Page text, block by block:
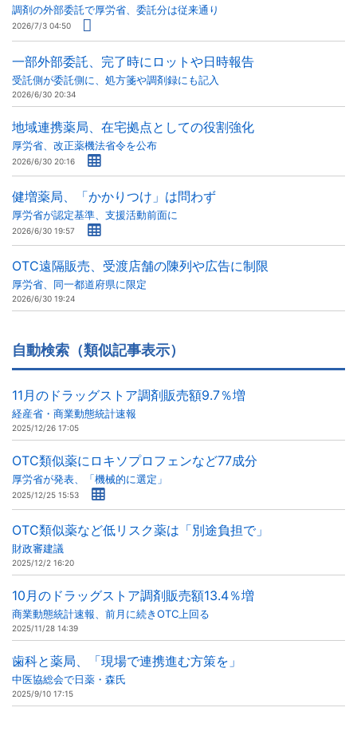
調剤の外部委託で厚労省、委託分は従来通り
2026/7/3 04:50
一部外部委託、完了時にロットや日時報告
受託側が委託側に、処方箋や調剤録にも記入
2026/6/30 20:34
地域連携薬局、在宅拠点としての役割強化
厚労省、改正薬機法省令を公布
2026/6/30 20:16
健増薬局、「かかりつけ」は問わず
厚労省が認定基準、支援活動前面に
2026/6/30 19:57
OTC遠隔販売、受渡店舗の陳列や広告に制限
厚労省、同一都道府県に限定
2026/6/30 19:24
自動検索（類似記事表示）
11月のドラッグストア調剤販売額9.7％増
経産省・商業動態統計速報
2025/12/26 17:05
OTC類似薬にロキソプロフェンなど77成分
厚労省が発表、「機械的に選定」
2025/12/25 15:53
OTC類似薬など低リスク薬は「別途負担で」
財政審建議
2025/12/2 16:20
10月のドラッグストア調剤販売額13.4％増
商業動態統計速報、前月に続きOTC上回る
2025/11/28 14:39
歯科と薬局、「現場で連携進む方策を」
中医協総会で日薬・森氏
2025/9/10 17:15